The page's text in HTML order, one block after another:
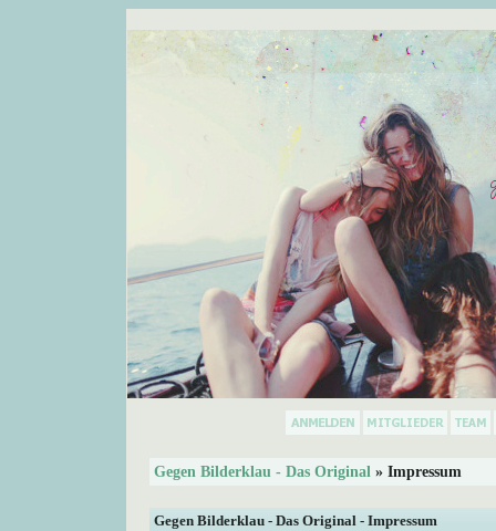
Gegen Bilderklau - Das Original » Impressum
Gegen Bilderklau - Das Original - Impressum